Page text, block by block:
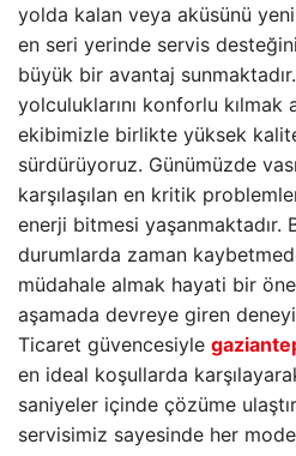
yolda kalan veya aküsünü
en seri yerinde servis
büyük bir avantaj
yolculuklarını konforlu kılmak
ekibimizle birlikte yüksek
sürdürüyoruz. Günümüzde
karşılaşılan en kritik
enerji bitmesi yaşanmaktadır.
durumlarda zaman
müdahale almak hayati bir
aşamada devreye giren
Ticaret güvencesiyle
en ideal koşullarda
saniyeler içinde çözüme
servisimiz sayesinde her